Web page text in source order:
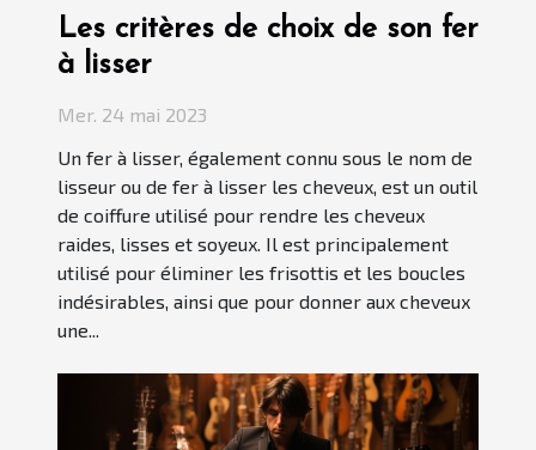
Les critères de choix de son fer
à lisser
Mer. 24 mai 2023
Un fer à lisser, également connu sous le nom de
lisseur ou de fer à lisser les cheveux, est un outil
de coiffure utilisé pour rendre les cheveux
raides, lisses et soyeux. Il est principalement
utilisé pour éliminer les frisottis et les boucles
indésirables, ainsi que pour donner aux cheveux
une...